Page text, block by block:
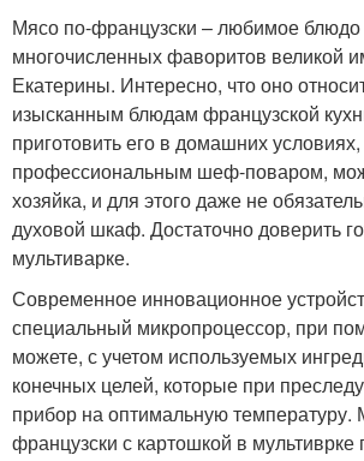
Мясо по-французски – любимое блюдо
многочисленных фаворитов великой
Екатерины. Интересно, что оно
изысканным блюдам французской
приготовить его в домашних
профессиональным шеф-поваром,
хозяйка, и для этого даже не
духовой шкаф. Достаточно доверить
мультиварке.
Современное инновационное
специальный микропроцессор, при
можете, с учетом используемых
конечных целей, которые при
прибор на оптимальную температуру.
французски с картошкой в мультиврке